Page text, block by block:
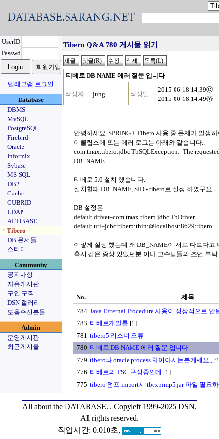
UserID
Passwd
텔레그램 로그인
Database
DBMS
MySQL
PostgreSQL
Firebird
Oracle
Informix
Sybase
MS-SQL
DB2
Cache
CUBRID
LDAP
ALTIBASE
ㆍTibero
DB 문서들
스터디
Community
공지사항
자유게시판
구인|구직
DSN 갤러리
도움주신분들
Admin
운영게시판
최근게시물
Tibero Q&A 780 게시물 읽기
티베로 DB NAME 에러 질문 입니다
작성자 jung 작성일
2015-06-18 14:39ⓒ
2015-06-18 14:49ⓜ
안녕하세요. SPRING + Tibero 사용 중 문제가 발생
이클립스에 뜨는 에러 로그는 아래와 같습니다..
com.tmax.tibero.jdbc.TbSQLException: The
DB_NAME. .
티베로 5.0 설치 했습니다.
설치할때 DB_NAME, SID - tibero로 설정 하였구요
DB 설정은
default.driver=com.tmax.tibero.jdbc.TbDriver
default.url=jdbc:tibero:thin:@localhost:8629:tibero
이렇게 설정 했는데 왜 DB_NAME이 서로 다르다고
혹시 같은 증상 있었던분 이나 고수님들의 조언 부탁
No.
제목
784 Java External Procedure 사용이 정상적으로 안
783 티베로개발툴 [1]
781 tibero5 리스너 오류
780 티베로 DB NAME 에러 질문 입니다
779 tibero와 oracle process 차이아시는분계세요
776 티베로의 TSC 구성중인데 [1]
775 tibero 덤프 import시 tbexpimp5.jar 파일 필요
All about the DATABASE... Copyleft 1999-2025 DSN,
All rights reserved.
작업시간: 0.010초,